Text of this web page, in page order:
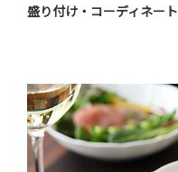
盛り付け・コーディネート